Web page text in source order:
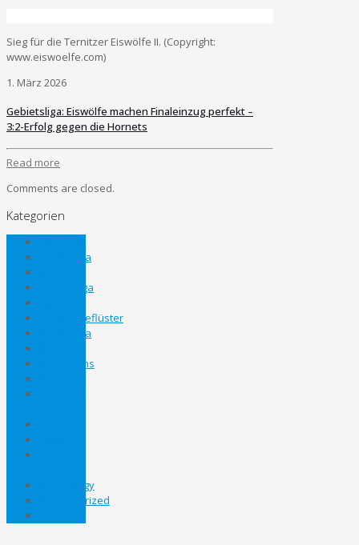
Sieg für die Ternitzer Eiswölfe II. (Copyright:
www.eiswoelfe.com)
1. März 2026
Gebietsliga: Eiswölfe machen Finaleinzug perfekt –
3:2-Erfolg gegen die Hornets
Read more
Comments are closed.
Kategorien
Bezirksliga
Gebietsliga
Kabinengeflüster
Landesliga
Nachwuchs
Technology
Uncategorized